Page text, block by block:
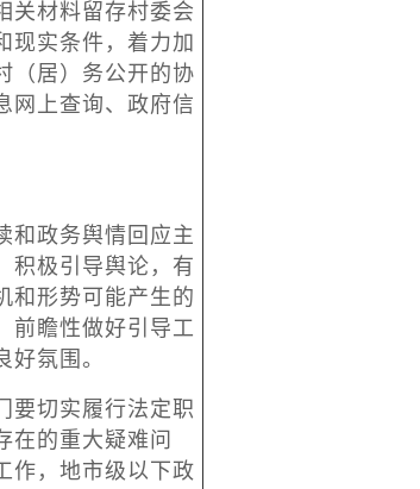
关材料留存村委会
现实条件，着力加
（居）务公开的协
网上查询、政府信
政务舆情回应主
积极引导舆论，有
和形势可能产生的
前瞻性做好引导工
氛围。
切实履行法定职
在的重大疑难问
作，地市级以下政